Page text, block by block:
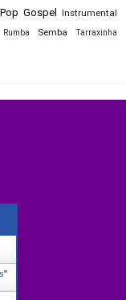
Gospel Instrumental
Rumba Semba Tarraxinha
"